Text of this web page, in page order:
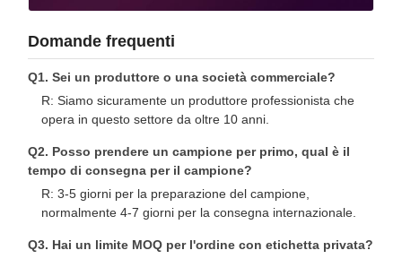
Domande frequenti
Q1. Sei un produttore o una società commerciale?
R: Siamo sicuramente un produttore professionista che
opera in questo settore da oltre 10 anni.
Q2. Posso prendere un campione per primo, qual è il
tempo di consegna per il campione?
R: 3-5 giorni per la preparazione del campione,
normalmente 4-7 giorni per la consegna internazionale.
Q3. Hai un limite MOQ per l'ordine con etichetta privata?